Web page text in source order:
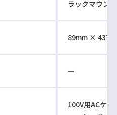
ラックマウン
89mm ×
ー
100V用ACケ